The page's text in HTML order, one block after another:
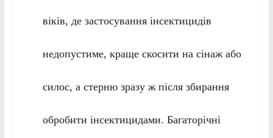
віків, де застосування інсектицидів
недопустиме, краще скосити на сінаж або
силос, а стерню зразу ж після збирання
обробити інсектицидами. Багаторічні